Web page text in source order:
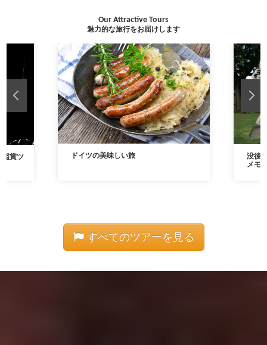
Our Attractive Tours
魅力的な旅行をお届けします
鑑賞ツ ドイツの美味しい旅
没後
メモ
すべてのツアーを見る